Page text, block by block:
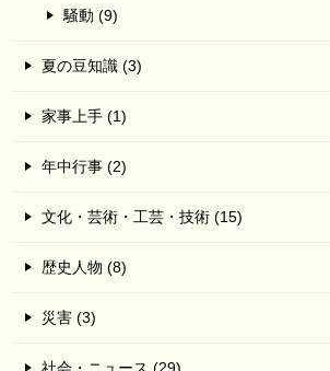
騒動 (9)
夏の豆知識 (3)
家事上手 (1)
年中行事 (2)
文化・芸術・工芸・技術 (15)
歴史人物 (8)
災害 (3)
社会・ニュース (29)